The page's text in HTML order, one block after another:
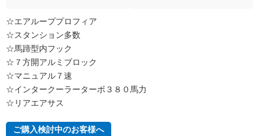
☆エアループプロフィア
☆スタンション多数
☆馬蹄型内フック
☆７方開アルミブロック
☆マニュアル７速
☆インタークーラーターボ３８０馬力
☆リアエアサス
ご購入検討中のお客様へ